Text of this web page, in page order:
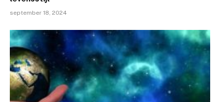
september 18, 2024